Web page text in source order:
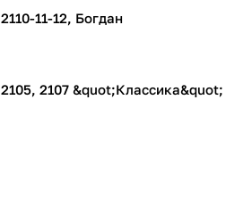
Тюнинг на 2110-11-12, Богдан
Тюнинг на 2105, 2107 &quot;Классика&quot;